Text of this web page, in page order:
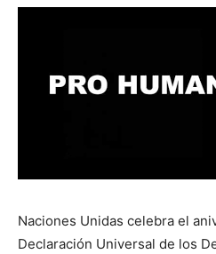
Naciones Unidas celebra el
Declaración Universal de los